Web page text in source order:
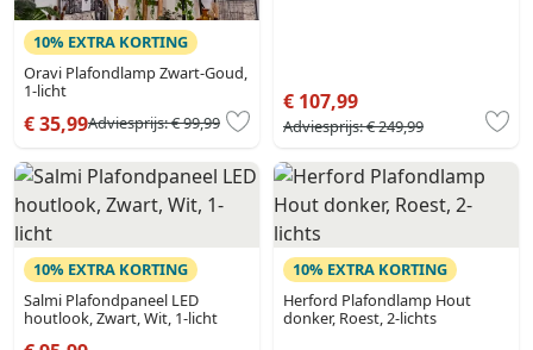
10% EXTRA KORTING
Oravi Plafondlamp Zwart-Goud,
1-licht
€ 35,99Adviesprijs:€ 99,99
€ 107,99
Adviesprijs:€ 249,99
10% EXTRA KORTING
Salmi Plafondpaneel LED
houtlook, Zwart, Wit, 1-licht
10% EXTRA KORTING
Herford Plafondlamp Hout
donker, Roest, 2-lichts